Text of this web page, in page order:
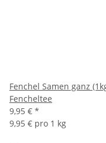
Fenchel Samen ganz
Fencheltee
9,95 € *
9,95 € pro 1 kg